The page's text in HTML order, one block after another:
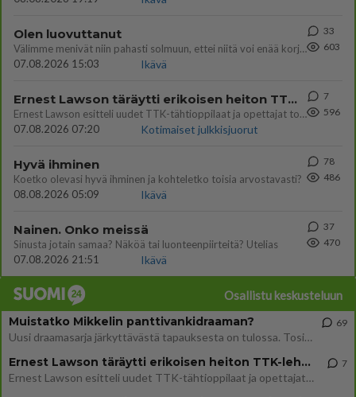
Olen luovuttanut
Välimme menivät niin pahasti solmuun, ettei niitä voi enää korjata. On aika jatkaa elämässä eteenpäin. Toivon sulle kaik
07.08.2026 15:03
Ikävä
33
603
Ernest Lawson täräytti erikoisen heiton TTK-lehdistötilaisuudessa: " Onko tässä tarkoituksena...?"
Ernest Lawson esitteli uudet TTK-tähtioppilaat ja opettajat torstaina 6.8. lehdistölle. Tulevalla kaudella on yksi hausk
07.08.2026 07:20
Kotimaiset julkkisjuorut
7
596
Hyvä ihminen
Koetko olevasi hyvä ihminen ja kohteletko toisia arvostavasti?
08.08.2026 05:09
Ikävä
78
486
Nainen. Onko meissä
Sinusta jotain samaa? Näköä tai luonteenpiirteitä? Utelias
07.08.2026 21:51
Ikävä
37
470
Osallistu keskusteluun
Muistatko Mikkelin panttivankidraaman?
Uusi draamasarja järkyttävästä tapauksesta on tulossa. Tositapahtumiin perustuva sarja ammentaa vuoden 1986 Mikkelin pan
69
Ernest Lawson täräytti erikoisen heiton TTK-lehdistötilaisuudessa: " Onko tässä tarkoituksena...?"
Ernest Lawson esitteli uudet TTK-tähtioppilaat ja opettajat torstaina 6.8. lehdistölle. Tulevalla kaudella on yksi hausk
7